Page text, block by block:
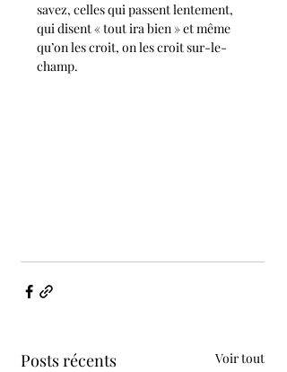
savez, celles qui passent lentement,
qui disent « tout ira bien » et même
qu’on les croit, on les croit sur-le-
champ.
Posts récents Voir tout